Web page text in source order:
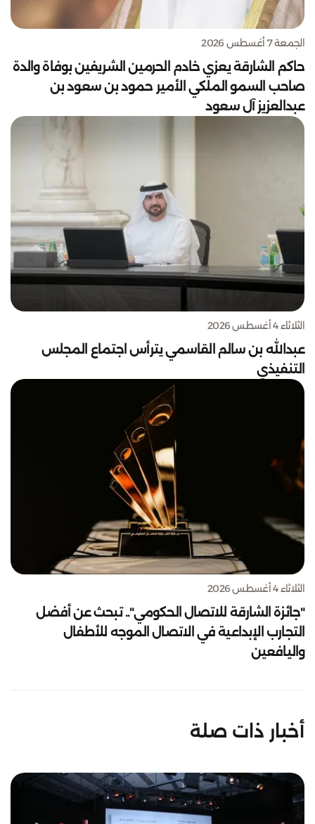
الجمعة 7 أغسطس 2026
حاكم الشارقة يعزي خادم الحرمين الشريفين بوفاة والدة
صاحب السمو الملكي الأمير حمود بن سعود بن
عبدالعزيز آل سعود
الثلاثاء 4 أغسطس 2026
عبدالله بن سالم القاسمي يترأس اجتماع المجلس
التنفيذي
الثلاثاء 4 أغسطس 2026
"جائزة الشارقة للاتصال الحكومي".. تبحث عن أفضل
التجارب الإبداعية في الاتصال الموجه للأطفال
واليافعين
أخبار ذات صلة